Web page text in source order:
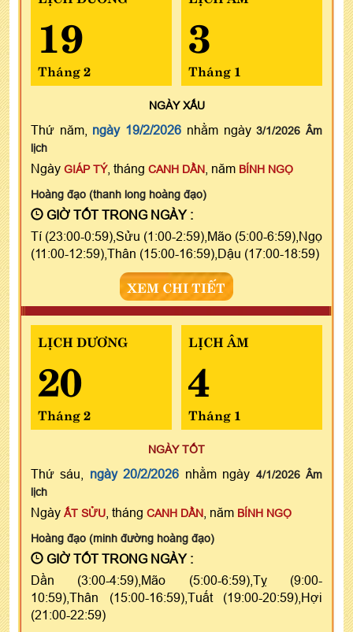
19
Tháng 2
3
Tháng 1
NGÀYXẤU
Thứ năm, ngày 19/2/2026 nhằm ngày3/1/2026 Âm
lịch
Ngày GIÁP TÝ, tháng CANH DẦN , năm BÍNH NGỌ
Hoàng đạo (thanh long hoàng đạo)
GIỜ TỐT TRONG NGÀY :
Tí (23:00-0:59),Sửu (1:00-2:59),Mão (5:00-6:59),Ngọ
(11:00-12:59),Thân (15:00-16:59),Dậu (17:00-18:59)
XEM CHI TIẾT
LỊCH DƯƠNG
20
Tháng 2
LỊCH ÂM
4
Tháng 1
NGÀY TỐT
Thứ sáu, ngày 20/2/2026 nhằm ngày 4/1/2026 Âm
lịch
Ngày ẤT SỬU , tháng CANH DẦN , năm BÍNH NGỌ
Hoàng đạo (minh đường hoàng đạo)
GIỜ TỐT TRONG NGÀY :
Dần (3:00-4:59),Mão (5:00-6:59),Tỵ (9:00-
10:59),Thân (15:00-16:59),Tuất (19:00-20:59),Hợi
(21:00-22:59)